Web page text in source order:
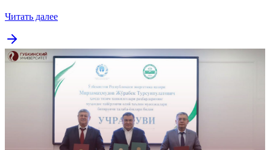
Читать далее